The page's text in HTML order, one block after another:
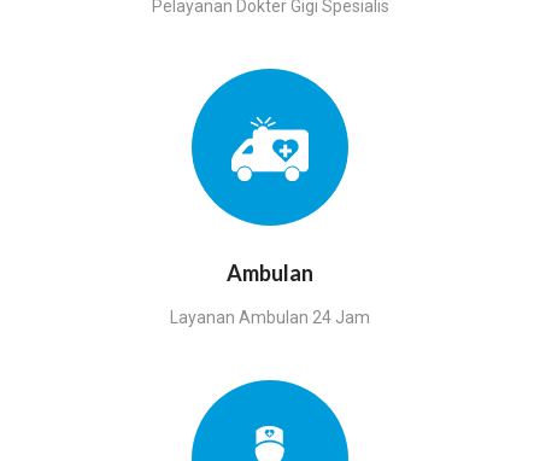
Pelayanan Dokter Gigi Spesialis
Ambulan
Layanan Ambulan 24 Jam